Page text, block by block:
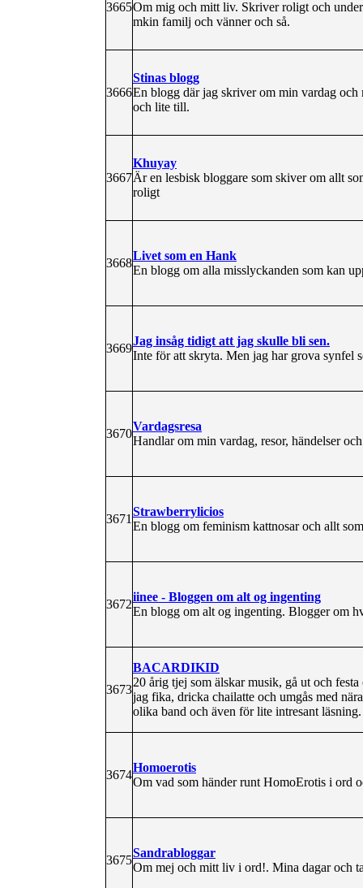
3665Om mig och mitt liv. Skriver roligt och
mkin familj och vänner och så.
3666
Stinas blogg
En blogg där jag skriver om min vardag
och lite till.
3667
Khuyay
Är en lesbisk bloggare som skiver om allt
roligt
3668
Livet som en Hank
En blogg om alla misslyckanden som kan
3669
Jag insåg tidigt att jag skulle bli sen.
Inte för att skryta. Men jag har grova synfel
3670
Vardagsresa
Handlar om min vardag, resor, händelser
3671
Strawberrylicios
En blogg om feminism kattnosar och allt
3672
iinee - Bloggen om alt og ingenting
En blogg om alt og ingenting. Blogger om
3673
BACARDIKID
20 årig tjej som älskar musik, gå ut och
jag fika, dricka chailatte och umgås med
olika band och även för lite intresant läsning.
3674
Homoerotis
Om vad som händer runt HomoErotis i ord
3675
Sandrabloggar
Om mej och mitt liv i ord!. Mina dagar och